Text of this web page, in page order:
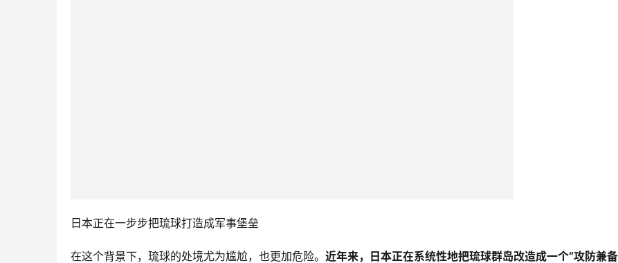
日本正在一步步把琉球打造成军事堡垒
在这个背景下，琉球的处境尤为尴尬，也更加危险。 近年来，日本正在系统性地把琉球群岛改造成一个“攻防兼